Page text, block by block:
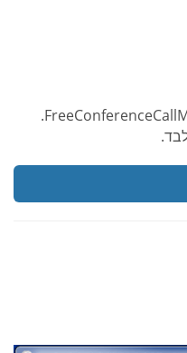
FreeConferenceCallMicrosoftOfficePluginSetup.exe.